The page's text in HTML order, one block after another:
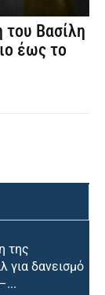
Βασίλη
έως το
της
για δανεισμό